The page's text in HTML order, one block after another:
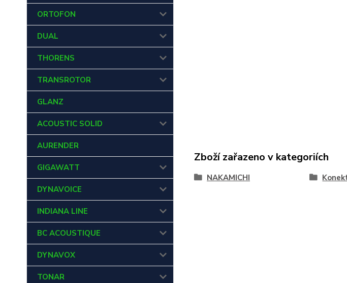
ORTOFON
DUAL
THORENS
TRANSROTOR
GLANZ
ACOUSTIC SOLID
AURENDER
GIGAWATT
DYNAVOICE
INDIANA LINE
BC ACOUSTIQUE
DYNAVOX
TONAR
Zboží zařazeno v kategoriích
NAKAMICHI